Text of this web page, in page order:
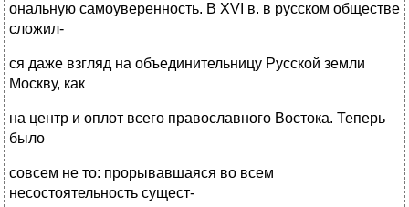
ональную самоуверенность. В XVI в. в русском обществе
сложил-
ся даже взгляд на объединительницу Русской земли
Москву, как
на центр и оплот всего православного Востока. Теперь
было
совсем не то: прорывавшаяся во всем
несостоятельность сущест-